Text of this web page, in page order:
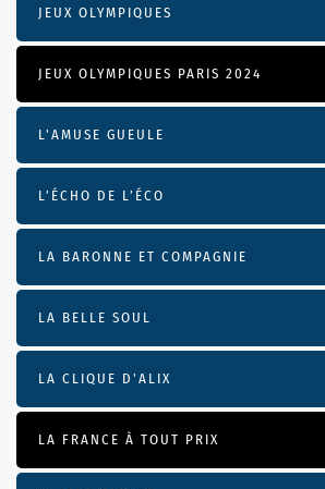
JEUX OLYMPIQUES
JEUX OLYMPIQUES PARIS 2024
L'AMUSE GUEULE
L’ÉCHO DE L’ÉCO
LA BARONNE ET COMPAGNIE
LA BELLE SOUL
LA CLIQUE D'ALIX
LA FRANCE À TOUT PRIX